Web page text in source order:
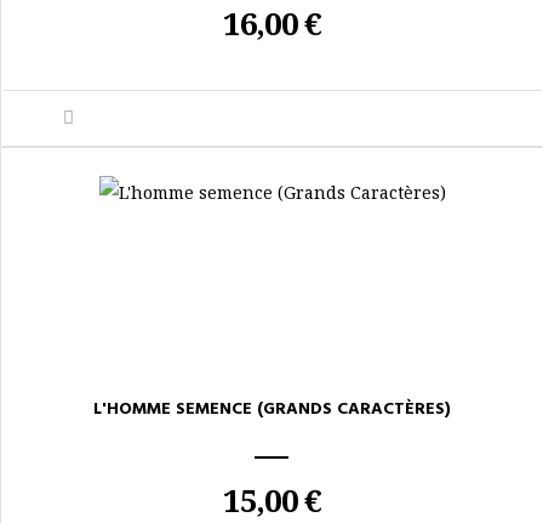
16,00 €
L'HOMME SEMENCE (GRANDS CARACTÈRES)
15,00 €